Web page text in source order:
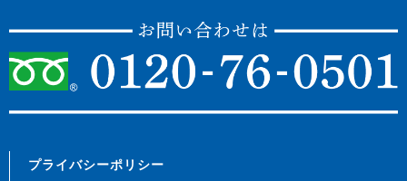
プライバシーポリシー